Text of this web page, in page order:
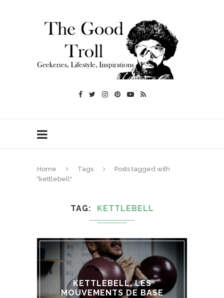
Home Tags
Posts tagged with
"kettlebell"
TAG KETTLEBELL
KETTLEBELL, LES
MOUVEMENTS DE BASE